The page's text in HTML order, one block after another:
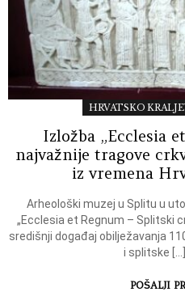
HRVATSKO
Izložba „Ecclesia
najvažnije tragove
iz vremena
Arheološki muzej u Splitu u
„Ecclesia et Regnum – Splitski
središnji događaj obilježavanja
i splitske […]
POŠALJI